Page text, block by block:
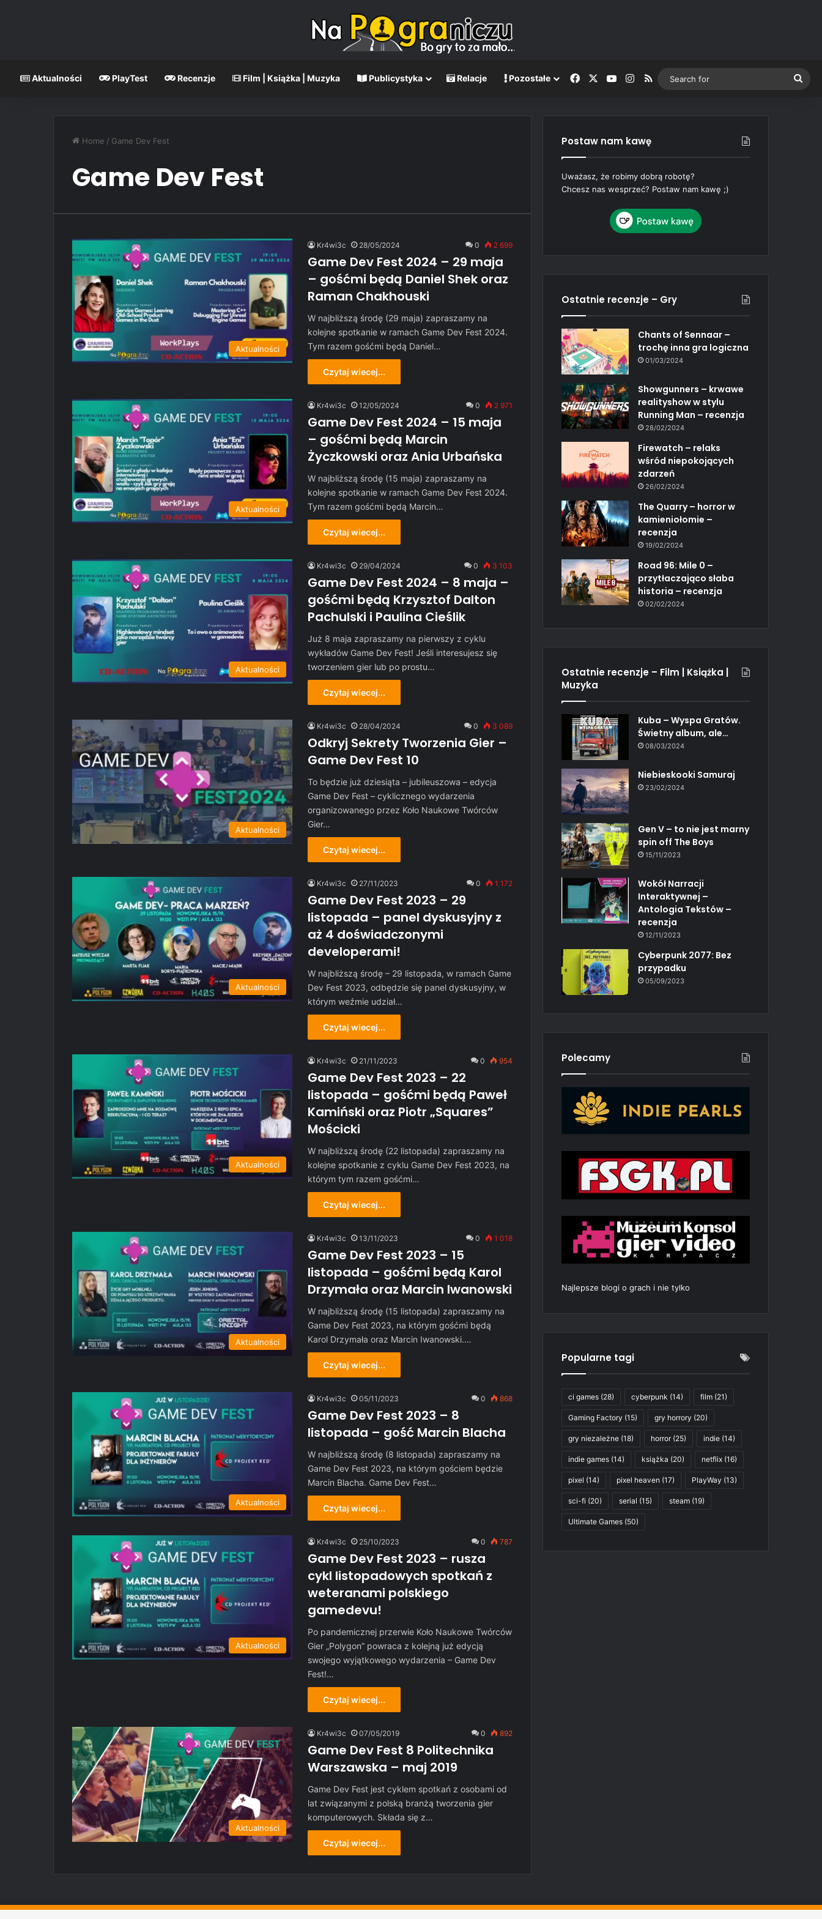
Aktualności PlayTest Recenzje Film | Książka | Muzyka Publicystyka Relacje Pozostałe Facebook YouTubeInstagram
RSS
Home / Game Dev Fest
Game Dev Fest
Aktualności
Kr4wi3c 28/05/2024 0 2 699
Game Dev Fest 2024 – 29 maja
– gośćmi będą Daniel Shek oraz
Raman Chakhouski
W najbliższą środę (29 maja) zapraszamy na
kolejne spotkanie w ramach Game Dev Fest 2024.
Tym razem gośćmi będą Daniel…
Czytaj wiecej...
Aktualności
Kr4wi3c 12/05/2024 0 2 971
Game Dev Fest 2024 – 15 maja
– gośćmi będą Marcin
Życzkowski oraz Ania Urbańska
W najbliższą środę (15 maja) zapraszamy na
kolejne spotkanie w ramach Game Dev Fest 2024.
Tym razem gośćmi będą Marcin…
Czytaj wiecej...
Aktualności
Kr4wi3c 29/04/2024 0 3 103
Game Dev Fest 2024 – 8 maja –
gośćmi będą Krzysztof Dalton
Pachulski i Paulina Cieślik
Już 8 maja zapraszamy na pierwszy z cyklu
wykładów Game Dev Fest! Jeśli interesujesz się
tworzeniem gier lub po prostu…
Czytaj wiecej...
Aktualności
Kr4wi3c 28/04/2024 0 3 089
Odkryj Sekrety Tworzenia Gier –
Game Dev Fest 10
To będzie już dziesiąta – jubileuszowa – edycja
Game Dev Fest – cyklicznego wydarzenia
organizowanego przez Koło Naukowe Twórców
Gier…
Czytaj wiecej...
Aktualności
Kr4wi3c 27/11/2023 0 1 172
Game Dev Fest 2023 – 29
listopada – panel dyskusyjny z
aż 4 doświadczonymi
developerami!
W najbliższą środę – 29 listopada, w ramach Game
Dev Fest 2023, odbędzie się panel dyskusyjny, w
którym weźmie udział…
Czytaj wiecej...
Aktualności
Kr4wi3c 21/11/2023 0 954
Game Dev Fest 2023 – 22
listopada – gośćmi będą Paweł
Kamiński oraz Piotr „Squares”
Mościcki
W najbliższą środę (22 listopada) zapraszamy na
kolejne spotkanie z cyklu Game Dev Fest 2023, na
którym tym razem gośćmi…
Czytaj wiecej...
Aktualności
Kr4wi3c 13/11/2023 0 1 018
Game Dev Fest 2023 – 15
listopada – gośćmi będą Karol
Drzymała oraz Marcin Iwanowski
W najbliższą środę (15 listopada) zapraszamy na
Game Dev Fest 2023, na którym gośćmi będą
Karol Drzymała oraz Marcin Iwanowski.…
Czytaj wiecej...
Aktualności
Kr4wi3c 05/11/2023 0 868
Game Dev Fest 2023 – 8
listopada – gość Marcin Blacha
W najbliższą środę (8 listopada) zapraszamy na
Game Dev Fest 2023, na którym gościem będzie
Marcin Blacha. Game Dev Fest…
Czytaj wiecej...
Aktualności
Kr4wi3c 25/10/2023 0 787
Game Dev Fest 2023 – rusza
cykl listopadowych spotkań z
weteranami polskiego
gamedevu!
Po pandemicznej przerwie Koło Naukowe Twórców
Gier „Polygon” powraca z kolejną już edycją
swojego wyjątkowego wydarzenia – Game Dev
Fest!…
Czytaj wiecej...
Aktualności
Kr4wi3c 07/05/2019 0 892
Game Dev Fest 8 Politechnika
Warszawska – maj 2019
Game Dev Fest jest cyklem spotkań z osobami od
lat związanymi z polską branżą tworzenia gier
komputerowych. Składa się z…
Czytaj wiecej...
Postaw nam kawę
Uważasz, że robimy dobrą robotę?
Chcesz nas wesprzeć? Postaw nam kawę ;)
Ostatnie recenzje – Gry
Chants of Sennaar –
trochę inna gra logiczna
01/03/2024
Showgunners – krwawe
realityshow w stylu
Running Man – recenzja
28/02/2024
Firewatch – relaks
wśród niepokojących
zdarzeń
26/02/2024
The Quarry – horror w
kamieniołomie –
recenzja
19/02/2024
Road 96: Mile 0 –
przytłaczająco słaba
historia – recenzja
02/02/2024
Ostatnie recenzje – Film | Książka |
Muzyka
Kuba – Wyspa Gratów.
Świetny album, ale…
08/03/2024
Niebieskooki Samuraj
23/02/2024
Gen V – to nie jest marny
spin off The Boys
15/11/2023
Wokół Narracji
Interaktywnej –
Antologia Tekstów –
recenzja
12/11/2023
Cyberpunk 2077: Bez
przypadku
05/09/2023
Polecamy
Najlepsze blogi o grach i nie tylko
Popularne tagi
ci games (28) cyberpunk (14) film (21)
Gaming Factory (15) gry horrory (20)
gry niezależne (18) horror(25) indie (14)
indie games (14) książka (20) netflix (16)
pixel (14) pixel heaven (17) PlayWay (13)
sci-fi (20) serial (15) steam (19)
Ultimate Games (50)